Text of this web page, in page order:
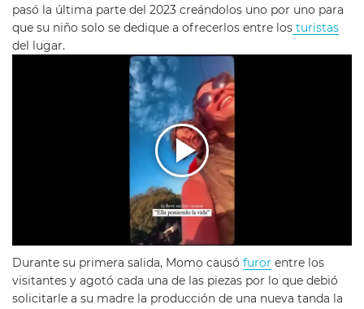
pasó la última parte del 2023 creándolos uno por uno para
que su niño solo se dedique a ofrecerlos entre los turistas
del lugar.
Durante su primera salida, Momo causó furor entre los
visitantes y agotó cada una de las piezas por lo que debió
solicitarle a su madre la producción de una nueva tanda la